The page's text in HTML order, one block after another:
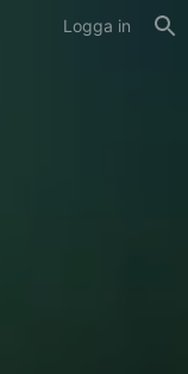
Logga in